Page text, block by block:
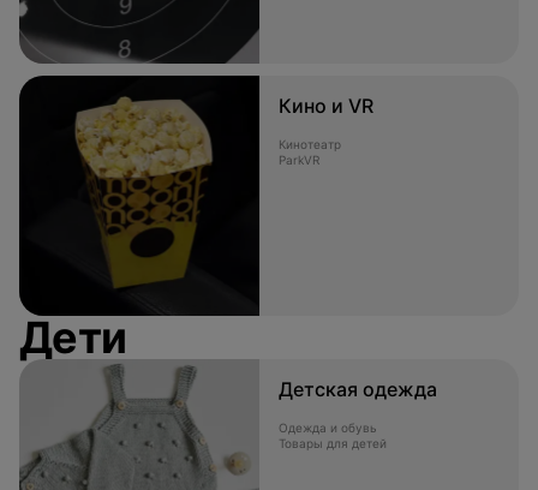
Кино и VR
Кинотеатр
ParkVR
Дети
Детская одежда
Одежда и обувь
Товары для детей